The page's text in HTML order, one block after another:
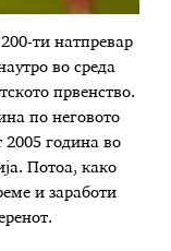
ти натпревар
во среда
првенство.
по неговото
2005 година во
Потоа, како
и заработи